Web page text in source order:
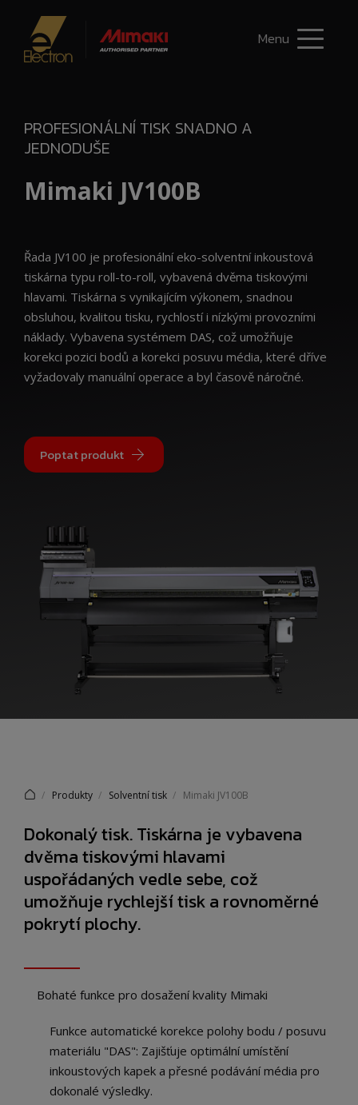
Menu
PROFESIONÁLNÍ TISK SNADNO A
JEDNODUŠE
Mimaki JV100B
Řada JV100 je profesionální eko-solventní inkoustová
tiskárna typu roll-to-roll, vybavená dvěma tiskovými
hlavami. Tiskárna s vynikajícím výkonem, snadnou
obsluhou, kvalitou tisku, rychlostí i nízkými provozními
náklady. Vybavena systémem DAS, což umožňuje
korekci pozici bodů a korekci posuvu média, které dříve
vyžadovaly manuální operace a byl časově náročné.
Poptat produkt
Produkty Solventní tisk Mimaki JV100B
Dokonalý tisk. Tiskárna je vybavena
dvěma tiskovými hlavami
uspořádaných vedle sebe, což
umožňuje rychlejší tisk a rovnoměrné
pokrytí plochy.
Bohaté funkce pro dosažení kvality Mimaki
Funkce automatické korekce polohy bodu / posuvu
materiálu "DAS": Zajišťuje optimální umístění
inkoustových kapek a přesné podávání média pro
dokonalé výsledky.